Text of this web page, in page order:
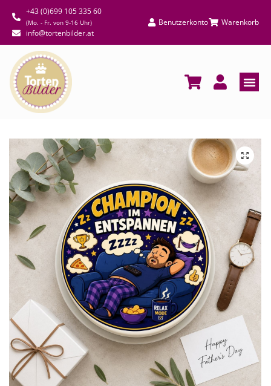
+43 (0)699 105 335 60
(Mo. - Fr. von 9-16 Uhr)
info@tortenbilder.at
Benutzerkonto Warenkorb